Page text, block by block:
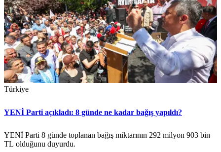
Türkiye
YENİ Parti açıkladı: 8 günde ne kadar bağış yapıldı?
YENİ Parti 8 günde toplanan bağış miktarının 292 milyon 903 bin
TL olduğunu duyurdu.